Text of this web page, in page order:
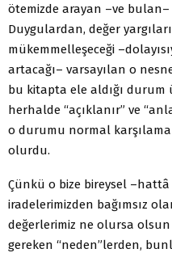
ötemizde arayan –ve bulan–
Duygulardan, değer
mükemmelleşeceği
artacağı– varsayılan o
bu kitapta ele aldığı durum
herhalde “açıklanır” ve
o durumu normal
olurdu.
Çünkü o bize bireysel
iradelerimizden bağımsız
değerlerimiz ne olursa
gereken “neden”lerden,